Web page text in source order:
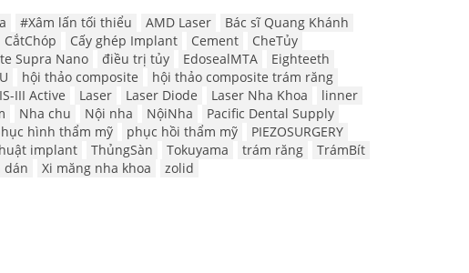
#Xâm lấn tối thiểu AMD Laser
Bác sĩ Quang Khánh
CắtChóp Cấy ghép Implant Cement
CheTủy
Supra Nano điều trị tủy EdosealMTA
Eighteeth
hội thảo composite
hội thảo composite trám răng
IS-III Active Laser Laser Diode Laser Nha Khoa
linner
Nha chu Nội nha NộiNha
Pacific Dental Supply
hình thẩm mỹ phục hồi thẩm mỹ
PIEZOSURGERY
implant ThủngSàn Tokuyama trám răng
TrámBít
dán Xi măng nha khoa zolid